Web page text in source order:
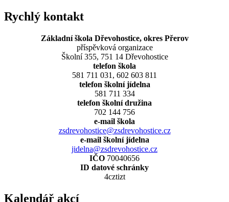
Rychlý kontakt
Základní škola Dřevohostice, okres Přerov
příspěvková organizace
Školní 355, 751 14 Dřevohostice
telefon škola
581 711 031, 602 603 811
telefon školní jídelna
581 711 334
telefon školní družina
702 144 756
e-mail škola
zsdrevohostice@zsdrevohostice.cz
e-mail školní jídelna
jidelna@zsdrevohostice.cz
IČO 70040656
ID datové schránky
4cztizt
Kalendář akcí